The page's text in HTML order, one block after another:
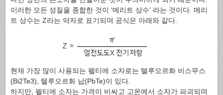
이러한 모든 성질을 종합한 것이 ‘메리트 상수’ 라는 것이다. 메리
트 상수는 Z라는 약자로 표기되며 공식은 아래와 같다.
현재 가장 많이 사용되는 펠티에 소자로는 텔루오르화 비스무스
(Bi2Te3), 텔루오르화 납(PbTe)이 있다.
하지만, 펠티에 소자는 가격이 비싸고 고온에서 소자가 파괴되며